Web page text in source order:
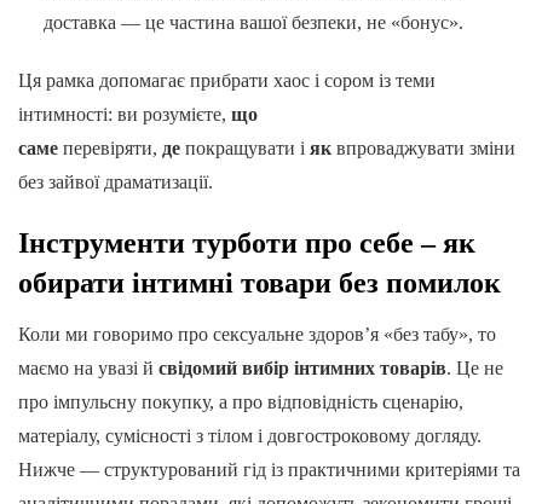
доставка — це частина вашої безпеки, не «бонус».
Ця рамка допомагає прибрати хаос і сором із теми
інтимності: ви розумієте, що
саме перевіряти, де покращувати і як впроваджувати зміни
без зайвої драматизації.
Інструменти турботи про себе – як
обирати інтимні товари без помилок
Коли ми говоримо про сексуальне здоров’я «без табу», то
маємо на увазі й свідомий вибір інтимних товарів. Це не
про імпульсну покупку, а про відповідність сценарію,
матеріалу, сумісності з тілом і довгостроковому догляду.
Нижче — структурований гід із практичними критеріями та